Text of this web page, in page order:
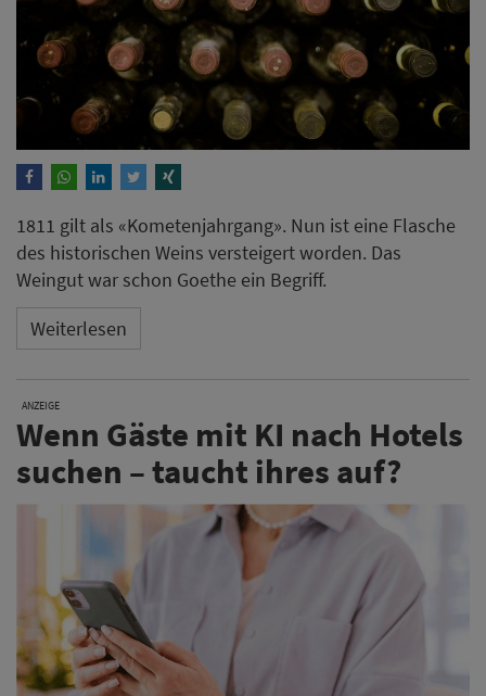
1811 gilt als «Kometenjahrgang». Nun ist eine Flasche
des historischen Weins versteigert worden. Das
Weingut war schon Goethe ein Begriff.
Weiterlesen
ANZEIGE
Wenn Gäste mit KI nach Hotels
suchen – taucht ihres auf?